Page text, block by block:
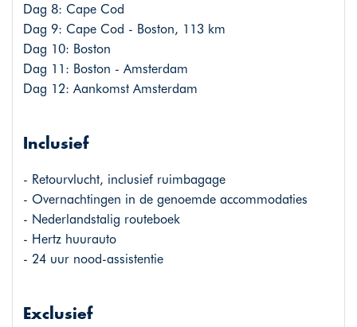
Dag 8: Cape Cod
Dag 9: Cape Cod - Boston, 113 km
Dag 10: Boston
Dag 11: Boston - Amsterdam
Dag 12: Aankomst Amsterdam
Inclusief
- Retourvlucht, inclusief ruimbagage
- Overnachtingen in de genoemde accommodaties
- Nederlandstalig routeboek
- Hertz huurauto
- 24 uur nood-assistentie
Exclusief